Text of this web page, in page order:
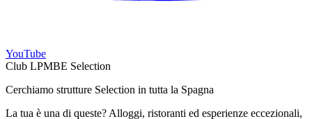
YouTube
Club LPMBE Selection
Cerchiamo strutture Selection in tutta la Spagna
La tua è una di queste? Alloggi, ristoranti ed esperienze eccezionali,